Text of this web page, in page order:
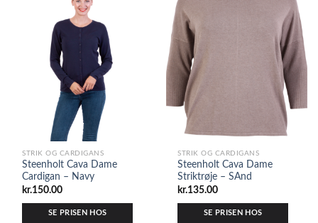
STRIK OG CARDIGANS
Steenholt Cava Dame
Cardigan – Navy
kr.150.00
SE PRISEN HOS
STRIK OG CARDIGANS
Steenholt Cava Dame
Striktrøje – SAnd
kr.135.00
SE PRISEN HOS